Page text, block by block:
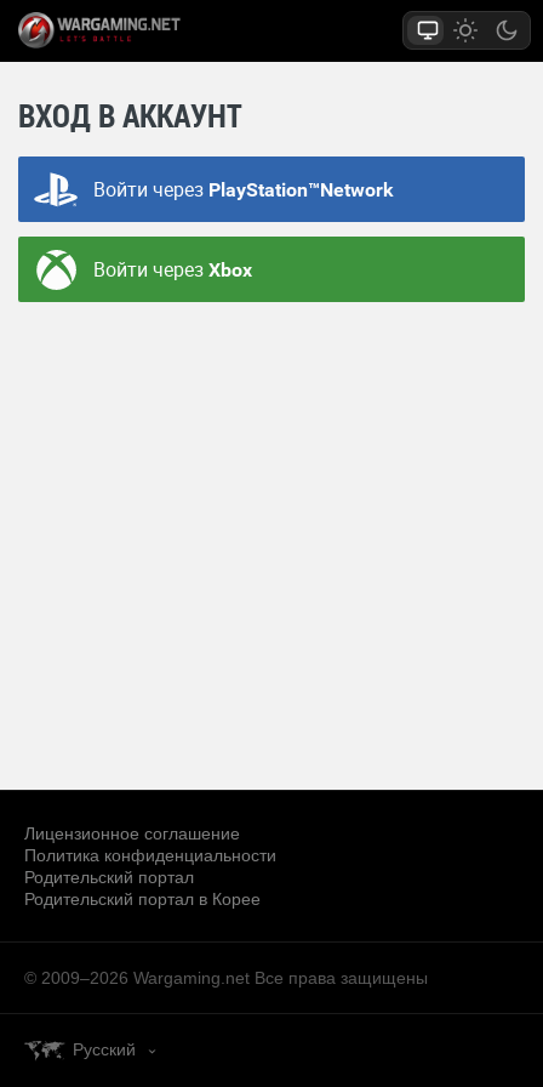
ВХОД В АККАУНТ
Войти через PlayStation™Network
Войти черезXbox
Лицензионное соглашение
Политика конфиденциальности
Родительский портал
Родительский портал в Корее
© 2009–2026 Wargaming.net Все права защищены
Русский